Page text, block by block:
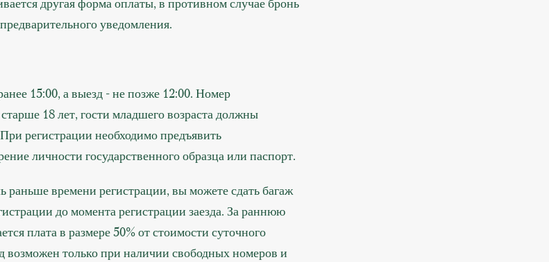
другая форма оплаты, в противном случае бронь
уведомления.
15:00, а выезд - не позже 12:00. Номер
18 лет, гости младшего возраста должны
регистрации необходимо предъявить
личности государственного образца или паспорт.
раньше времени регистрации, вы можете сдать багаж
до момента регистрации заезда. За раннюю
плата в размере 50% от стоимости суточного
возможен только при наличии свободных номеров и